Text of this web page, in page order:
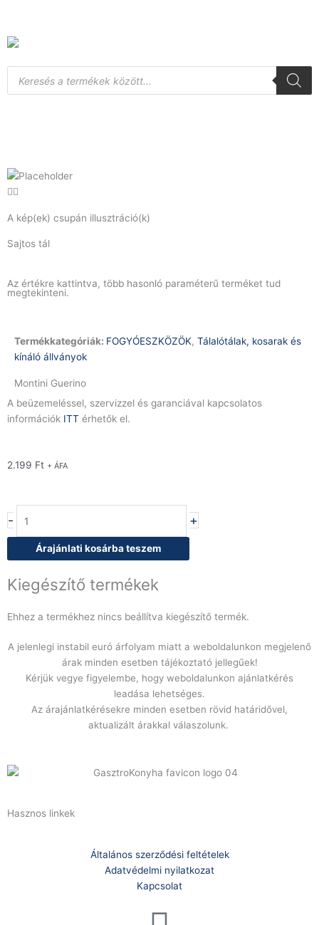
content
Products
search
A kép(ek) csupán illusztráció(k)
Sajtos tál
Az értékre kattintva, több hasonló paraméterű terméket tud
megtekinteni.
Termékkategóriák: FOGYÓESZKÖZÖK, Tálalótálak, kosarak és
kínáló állványok
Montini Guerino
A beüzemeléssel, szervizzel és garanciával kapcsolatos
információk ITT érhetők el.
2.199 Ft + ÁFA
-
tál
mennyiség
+
Árajánlati kosárba teszem
Kiegészítő termékek
Ehhez a termékhez nincs beállítva kiegészítő termék.
A jelenlegi instabil euró árfolyam miatt a weboldalunkon megjelenő
árak minden esetben tájékoztató jellegűek!
Kérjük vegye figyelembe, hogy weboldalunkon ajánlatkérés
leadása lehetséges.
Az árajánlatkérésekre minden esetben rövid határidővel,
aktualizált árakkal válaszolunk.
Hasznos linkek
Általános szerződési feltételek
Adatvédelmi nyilatkozat
Kapcsolat